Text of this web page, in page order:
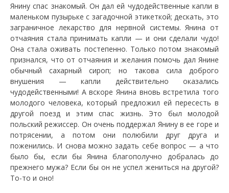
Янину спас знакомый. Он дал ей чудодейственные капли в
маленьком пузырьке с загадочной этикеткой; дескать, это
заграничное лекарство для нервной системы. Янина от
отчаяния стала принимать капли — и они сделали чудо!
Она стала оживать постепенно. Только потом знакомый
признался, что от отчаяния и желания помочь дал Янине
обычный сахарный сироп; но такова сила доброго
внушения — капли действительно оказались
чудодейственными! А вскоре Янина вновь встретила того
молодого человека, который предложил ей пересесть в
другой поезд и этим спас жизнь. Это был молодой
польский режиссер. Он очень поддержал Янину в ее горе и
потрясении, а потом они полюбили друг друга и
поженились. И снова можно задать себе вопрос — а что
было бы, если бы Янина благополучно добралась до
прежнего мужа? Если бы он не успел жениться на другой?
То-то и оно!